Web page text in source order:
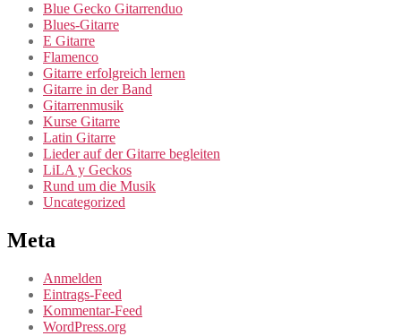
Blue Gecko Gitarrenduo
Blues-Gitarre
E Gitarre
Flamenco
Gitarre erfolgreich lernen
Gitarre in der Band
Gitarrenmusik
Kurse Gitarre
Latin Gitarre
Lieder auf der Gitarre begleiten
LiLA y Geckos
Rund um die Musik
Uncategorized
Meta
Anmelden
Eintrags-Feed
Kommentar-Feed
WordPress.org